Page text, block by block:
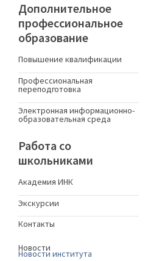
Дополнительное
профессиональное
образование
Повышение квалификации
Профессиональная
переподготовка
Электронная информационно-
образовательная среда
Работа со
школьниками
Академия ИНК
Экскурсии
Контакты
Новости
Новости института